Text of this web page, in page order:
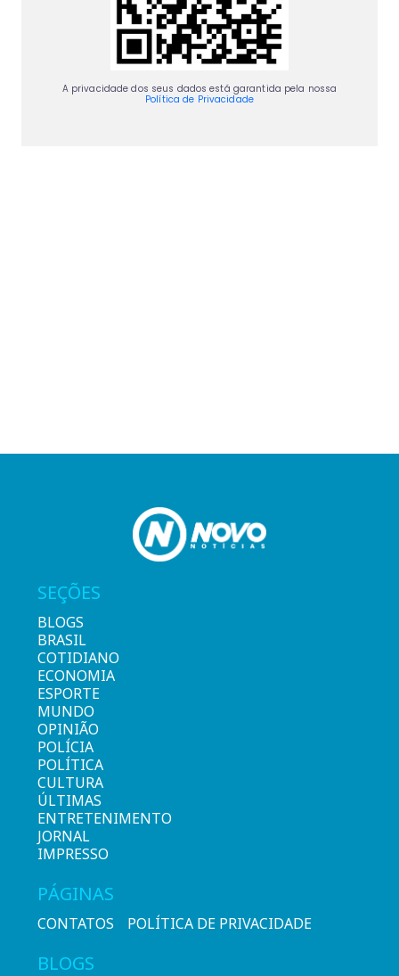
A privacidade dos seus dados está garantida pela nossa
Política de Privacidade
SEÇÕES
BLOGS
BRASIL
COTIDIANO
ECONOMIA
ESPORTE
MUNDO
OPINIÃO
POLÍCIA
POLÍTICA
CULTURA
ÚLTIMAS
ENTRETENIMENTO
JORNAL
IMPRESSO
PÁGINAS
CONTATOS POLÍTICA DE PRIVACIDADE
BLOGS